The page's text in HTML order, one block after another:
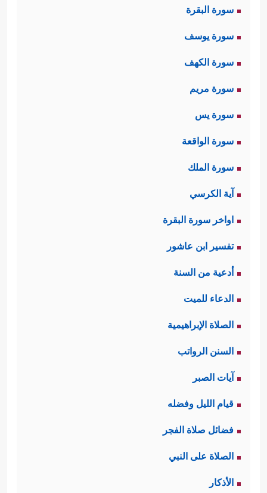
سورة البقرة
سورة يوسف
سورة الكهف
سورة مريم
سورة يس
سورة الواقعة
سورة الملك
آية الكرسي
اواخر سورة البقرة
تفسير ابن عاشور
أدعية من السنة
الدعاء للميت
الصلاة الإبراهيمية
السنن الرواتب
آيات الصبر
قيام الليل وفضله
فضائل صلاة الفجر
الصلاة على النبي
الأذكار